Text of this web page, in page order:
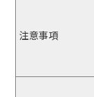
注意事項